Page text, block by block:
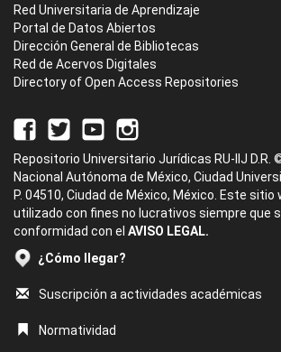
Red Universitaria de Aprendizaje
Portal de Datos Abiertos
Dirección General de Bibliotecas
Red de Acervos Digitales
Directory of Open Access Repositories
Repositorio Universitario Jurídicas RU-IIJ D.R.
Nacional Autónoma de México, Ciudad
P. 04510, Ciudad de México, México. Este sitio
utilizado con fines no lucrativos siempre que
conformidad con el AVISO LEGAL.
¿Cómo llegar?
Suscripción a actividades académicas
Normatividad